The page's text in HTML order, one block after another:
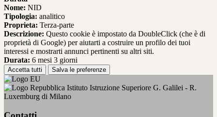
Nome: NID
Tipologia: analitico
Proprieta: Terza-parte
Descrizione: Questo cookie è impostato da DoubleClick (che è di
proprietà di Google) per aiutarti a costruire un profilo dei tuoi
interessi e mostrarti annunci pertinenti su altri siti.
Durata: 6 mesi 3 giorni
Accetta tutti Salva le preferenze
Istituto Istruzione Superiore G. Galilei - R.
Luxemburg di Milano